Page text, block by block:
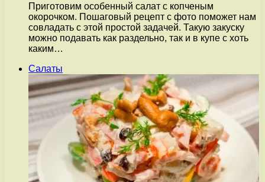
Приготовим особенный салат с копченым
окорочком. Пошаговый рецепт с фото поможет нам
совладать с этой простой задачей. Такую закуску
можно подавать как раздельно, так и в купе с хоть
каким…
Салаты